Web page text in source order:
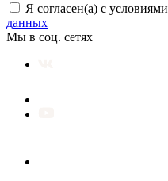
Я согласен(а) с условиями
данных
Мы в соц. сетях